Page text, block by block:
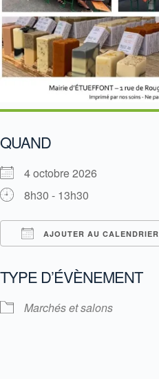
QUAND
4 octobre 2026
8h30 - 13h30
AJOUTER AU CALENDRIER
TYPE D’ÉVÈNEMENT
Marchés et salons